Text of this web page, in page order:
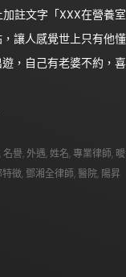
註文字「XXX在營養室
讓人感覺世上只有他懂
，自己有老婆不約，喜
,名譽,外遇,姓名,專業律師, 曖
特徵, 鄧湘全律師,醫院, 陽昇